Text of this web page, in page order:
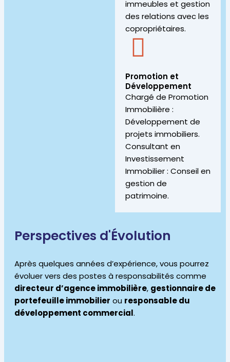
immeubles et gestion
des relations avec les
copropriétaires.
Promotion et
Développement
Chargé de Promotion
Immobilière :
Développement de
projets immobiliers.
Consultant en
Investissement
Immobilier : Conseil en
gestion de
patrimoine.
Perspectives d'Évolution
Après quelques années d’expérience, vous pourrez
évoluer vers des postes à responsabilités comme
directeur d’agence immobilière, gestionnaire de
portefeuille immobilier ou responsable du
développement commercial.